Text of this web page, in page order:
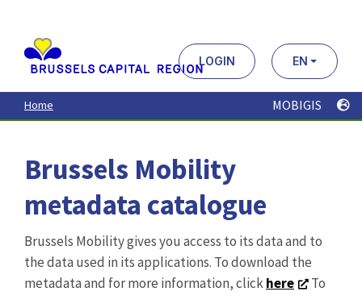
contenu
principal
LOGIN EN
Home MOBIGIS
Brussels Mobility
metadata catalogue
Brussels Mobility gives you access to its data and to
the data used in its applications. To download the
metadata and for more information, clickhere
To